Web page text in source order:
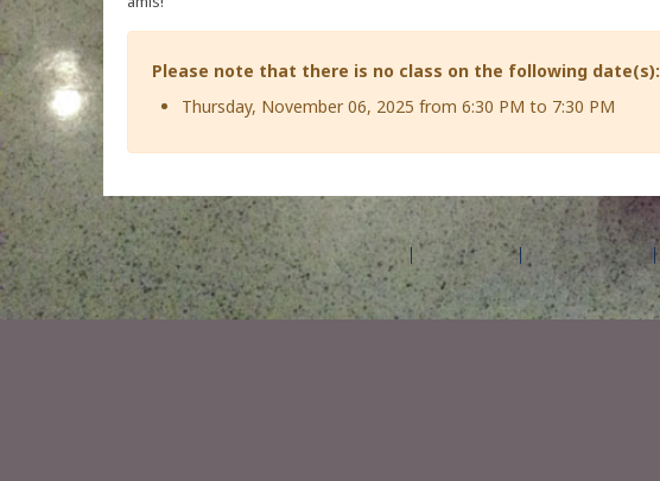
Please note that there is no class on the following date(s):
Thursday, November 06, 2025 from 6:30 PM to 7:30 PM
©2026 Amilia Enterprises Inc. All rights reserved. Help center Contact Amilia